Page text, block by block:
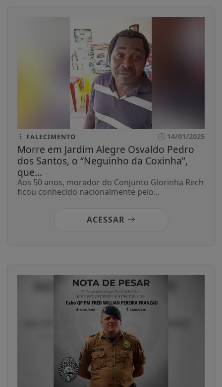
FALECIMENTO 14/01/2025
Morre em Jardim Alegre Osvaldo Pedro
dos Santos, o “Neguinho da Coxinha”,
que...
Aos 50 anos, morador do Conjunto Glorinha Rech
ficou conhecido nacionalmente pelo...
ACESSAR